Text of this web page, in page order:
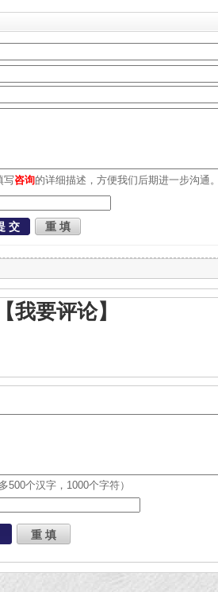
写咨询的详细描述，方便我们后期进一步沟通
我要评论】
500个汉字，1000个字符）